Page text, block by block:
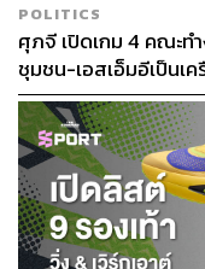
POLITICS
ศุภจี เปิดเกม 4 คณะท
ชุมชน-เอสเอ็มอีเป็นเ